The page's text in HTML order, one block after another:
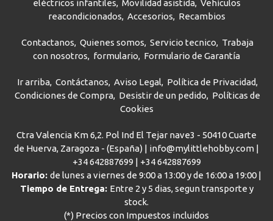
eléctricos infantiles Movilidad asistida Vehículos
reacondicionados Accesorios Recambios
Contactanos Quienes somos Servicio tecnico
Trabaja
con nosotros
formulario Formulario de Garantía
Ir arriba Contáctanos Aviso Legal
Política de Privacidad
Condiciones de Compra Desistir de un pedido
Políticas de
Cookies
Ctra Valencia Km 6,2. Pol Ind El Tejar nave3 - 50410 Cuarte
de Huerva, Zaragoza - (España) | info@mylittlehobby.com |
+34 642887699 | +34 642887699
Horario: de lunes a viernes de 9:00 a 13:00 y de 16:00 a 19:00 |
Tiempo de Entrega: Entre 2 y 5 dias, segun transporte y
stock.
(*) Precios con Impuestos incluidos